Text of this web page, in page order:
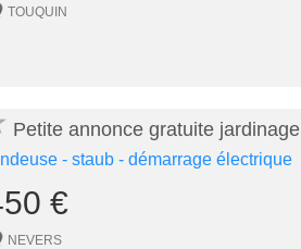
TOUQUIN
Petite annonce gratuite jardinage
- staub - démarrage électrique
€
NEVERS